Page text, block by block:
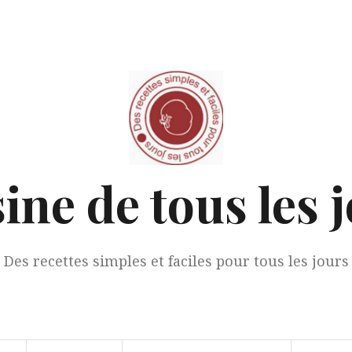
de tous les
Des recettes simples et faciles pour tous les jours